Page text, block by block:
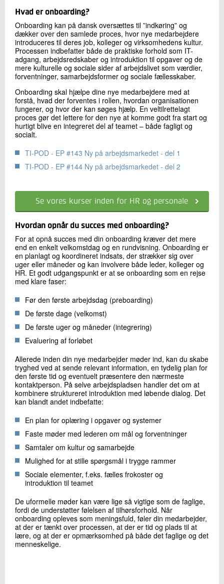
Send
Hvad er onboarding?
Onboarding kan på dansk oversættes til ”indkøring” og
dækker over den samlede proces, hvor nye medarbejdere
introduceres til deres job, kolleger og virksomhedens kultur.
Processen indbefatter både de praktiske forhold som IT-
adgang, arbejdsredskaber og introduktion til opgaver og de
mere kulturelle og sociale sider af arbejdslivet som værdier,
forventninger, samarbejdsformer og sociale fællesskaber.
Onboarding skal hjælpe dine nye medarbejdere med at
forstå, hvad der forventes i rollen, hvordan organisationen
fungerer, og hvor der kan søges hjælp. En veltilrettelagt
proces gør det lettere for den nye at komme godt fra start og
hurtigt blive en integreret del af teamet – både fagligt og
socialt.
TI-POD - EP #143 Ny på arbejdsmarkedet - del 1
TI-POD - EP #144 Ny på arbejdsmarkedet - del 2
Se vores kurser inden for HR og personale
Hvordan opnår du succes med onboarding?
For at opnå succes med din onboarding kræver det mere
end en enkelt velkomstdag og en rundvisning. Onboarding er
en planlagt og koordineret indsats, der strækker sig over
uger eller måneder og kan involvere både leder, kolleger og
HR. Et godt udgangspunkt er at se onboarding som en rejse
med klare faser:
Før den første arbejdsdag (preboarding)
De første dage (velkomst)
De første uger og måneder (integrering)
Evaluering af forløbet
Allerede inden din nye medarbejder møder ind, kan du skabe
tryghed ved at sende relevant information, en tydelig plan for
den første tid og eventuelt præsentere den nærmeste
kontaktperson. På selve arbejdspladsen handler det om at
kombinere struktureret introduktion med løbende dialog. Det
kan blandt andet indbefatte:
En plan for oplæring i opgaver og systemer
Faste møder med lederen om mål og forventninger
Samtaler om kultur og samarbejde
Mulighed for at stille spørgsmål i trygge rammer
Sociale elementer, f.eks. fælles frokoster og
introduktion til teamet
De uformelle møder kan være lige så vigtige som de faglige,
fordi de understøtter følelsen af tilhørsforhold. Når
onboarding opleves som meningsfuld, føler din medarbejder,
at der er tænkt over processen, at der er tid og plads til at
lære, og at der er opmærksomhed på både det faglige og det
menneskelige.